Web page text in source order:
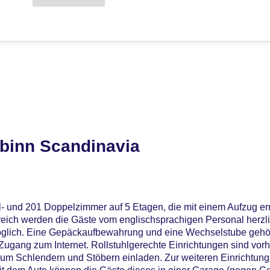
Scandinavia
und 201 Doppelzimmer auf 5 Etagen, die mit einem Aufzug
werden die Gäste vom englischsprachigen Personal
Eine Gepäckaufbewahrung und eine Wechselstube
zum Internet. Rollstuhlgerechte Einrichtungen sind
Schlendern und Stöbern einladen. Zur weiteren